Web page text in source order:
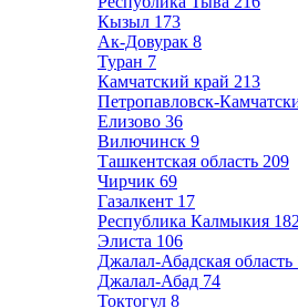
Кызыл 173
Ак-Довурак 8
Туран 7
Камчатский край 213
Петропавловск-
Елизово 36
Вилючинск 9
Ташкентская область 209
Чирчик 69
Газалкент 17
Республика Калмыкия 182
Элиста 106
Джалал-Абадская область
Джалал-Абад 74
Токтогул 8